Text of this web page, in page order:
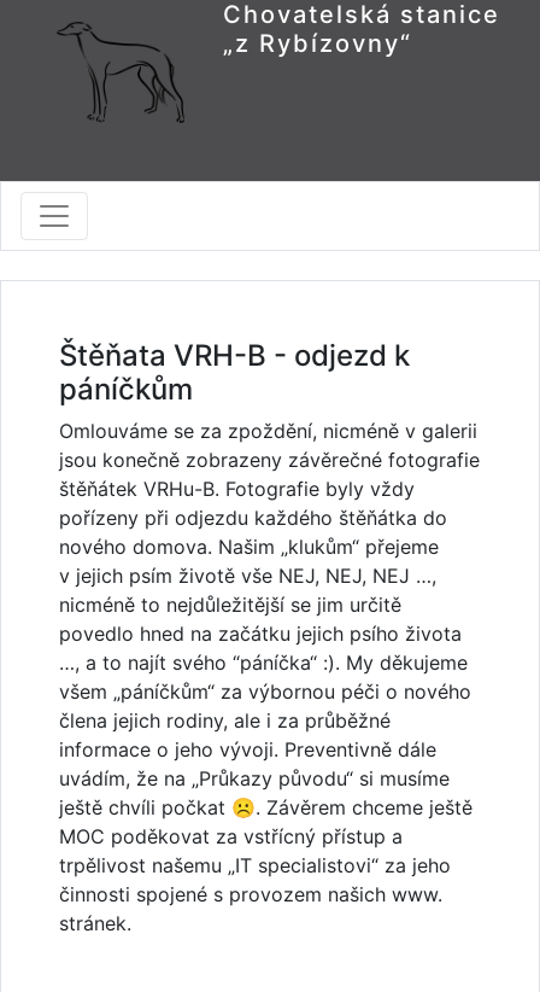
Chovatelská stanice
„z Rybízovny“
Štěňata VRH-B - odjezd k
páníčkům
Omlouváme se za zpoždění, nicméně v galerii
jsou konečně zobrazeny závěrečné fotografie
štěňátek VRHu-B. Fotografie byly vždy
pořízeny při odjezdu každého štěňátka do
nového domova. Našim „klukům“ přejeme
v jejich psím životě vše NEJ, NEJ, NEJ …,
nicméně to nejdůležitější se jim určitě
povedlo hned na začátku jejich psího života
…, a to najít svého “páníčka“ :). My děkujeme
všem „páníčkům“ za výbornou péči o nového
člena jejich rodiny, ale i za průběžné
informace o jeho vývoji. Preventivně dále
uvádím, že na „Průkazy původu“ si musíme
ještě chvíli počkat ☹. Závěrem chceme ještě
MOC poděkovat za vstřícný přístup a
trpělivost našemu „IT specialistovi“ za jeho
činnosti spojené s provozem našich www.
stránek.